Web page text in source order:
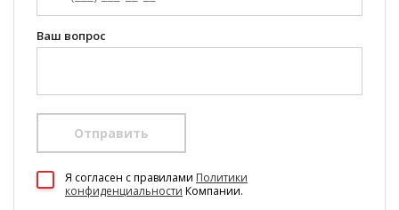
Ваш вопрос
Отправить
Я согласен c правилами Политики
конфиденциальности Компании.